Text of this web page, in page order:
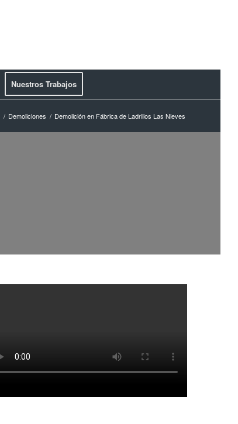
Nuestros Trabajos
/ Demoliciones / Demolición en Fábrica de Ladrillos Las Nieves